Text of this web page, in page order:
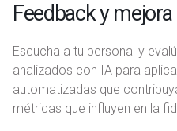
Feedback y
Escucha a tu personal y
analizados con IA para
automatizadas que
métricas que influyen en la